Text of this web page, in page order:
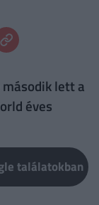
lett a
éves
találatokban